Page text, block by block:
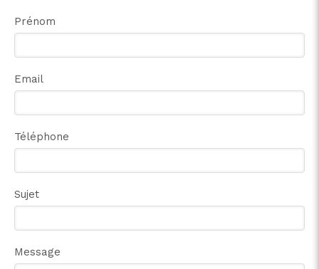
Prénom
Email
Téléphone
Sujet
Message